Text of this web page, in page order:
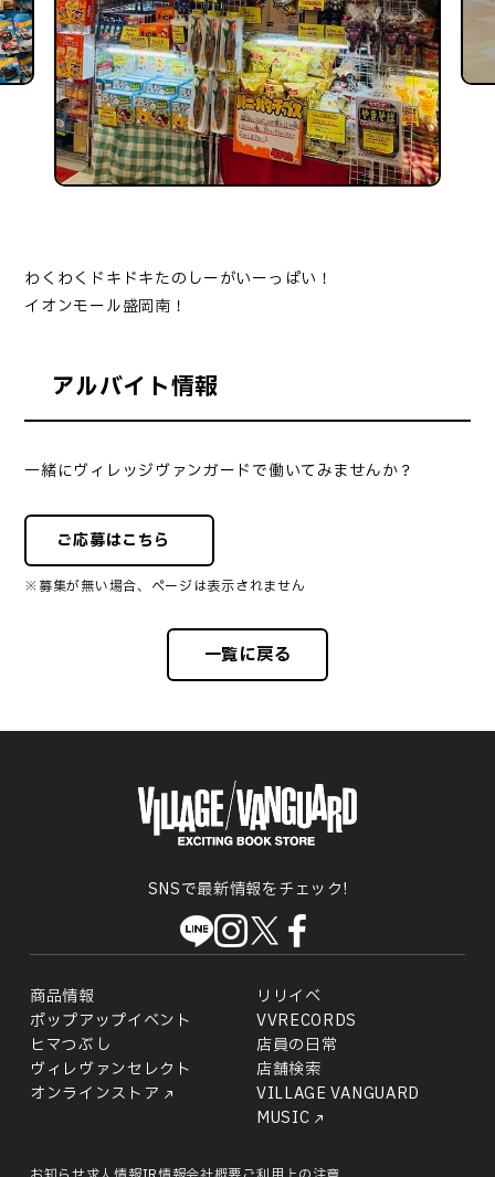
わくわくドキドキたのしーがいーっぱい！
イオンモール盛岡南！
アルバイト情報
一緒にヴィレッジヴァンガードで働いてみませんか？
ご応募はこちら
※募集が無い場合、ページは表示されません
一覧に戻る
SNSで最新情報をチェック!
商品情報
リリイベ
ポップアップイベント
VVRECORDS
ヒマつぶし
店員の日常
ヴィレヴァンセレクト
店舗検索
オンラインストア
VILLAGE VANGUARD
MUSIC